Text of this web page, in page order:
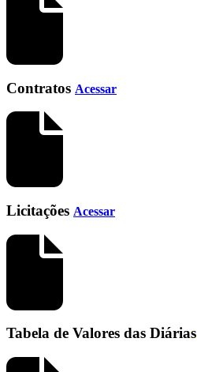
Contratos Acessar
Licitações Acessar
Tabela de Valores das Diárias